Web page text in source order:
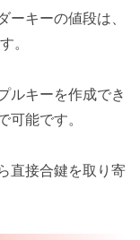
キーの値段は、
。
ルキーを作成でき
能です。
直接合鍵を取り寄